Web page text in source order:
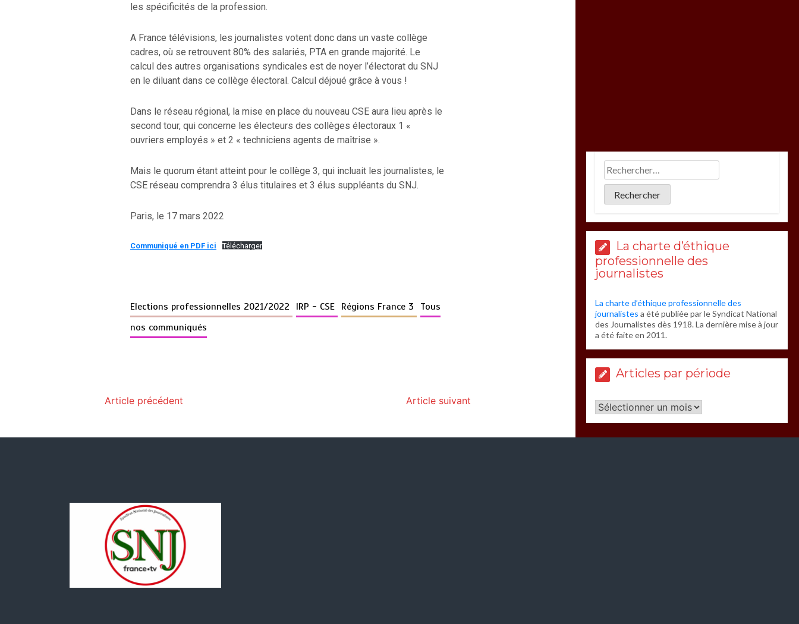
les spécificités de la profession.
A France télévisions, les journalistes votent donc dans un vaste collège
cadres, où se retrouvent 80% des salariés, PTA en grande majorité. Le
calcul des autres organisations syndicales est de noyer l’électorat du SNJ
en le diluant dans ce collège électoral. Calcul déjoué grâce à vous !
Dans le réseau régional, la mise en place du nouveau CSE aura lieu après le
second tour, qui concerne les électeurs des collèges électoraux 1 «
ouvriers employés » et 2 « techniciens agents de maîtrise ».
Mais le quorum étant atteint pour le collège 3, qui incluait les journalistes, le
CSE réseau comprendra 3 élus titulaires et 3 élus suppléants du SNJ.
Paris, le 17 mars 2022
Communiqué en PDF ici Télécharger
Elections professionnelles 2021/2022 IRP - CSE Régions France 3
Tous
nos communiqués
Article précédent Article suivant
La charte d’éthique
professionnelle des
journalistes
La charte d’éthique professionnelle des
journalistes a été publiée par le Syndicat National
des Journalistes dès 1918. La dernière mise à jour
a été faite en 2011.
Articles par période
Articles
par
période